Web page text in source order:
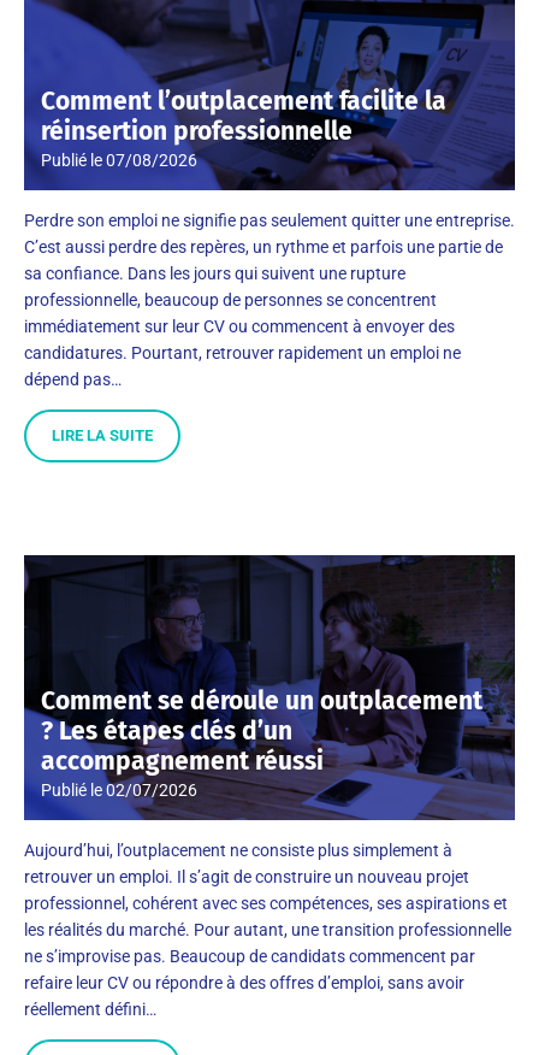
Comment l’outplacement facilite la
réinsertion professionnelle
Publié le07/08/2026
Perdre son emploi ne signifie pas seulement quitter une entreprise.
C’est aussi perdre des repères, un rythme et parfois une partie de
sa confiance. Dans les jours qui suivent une rupture
professionnelle, beaucoup de personnes se concentrent
immédiatement sur leur CV ou commencent à envoyer des
candidatures. Pourtant, retrouver rapidement un emploi ne
dépend pas…
LIRE LA SUITE
Comment se déroule un outplacement
? Les étapes clés d’un
accompagnement réussi
Publié le02/07/2026
Aujourd’hui, l’outplacement ne consiste plus simplement à
retrouver un emploi. Il s’agit de construire un nouveau projet
professionnel, cohérent avec ses compétences, ses aspirations et
les réalités du marché. Pour autant, une transition professionnelle
ne s’improvise pas. Beaucoup de candidats commencent par
refaire leur CV ou répondre à des offres d’emploi, sans avoir
réellement défini…